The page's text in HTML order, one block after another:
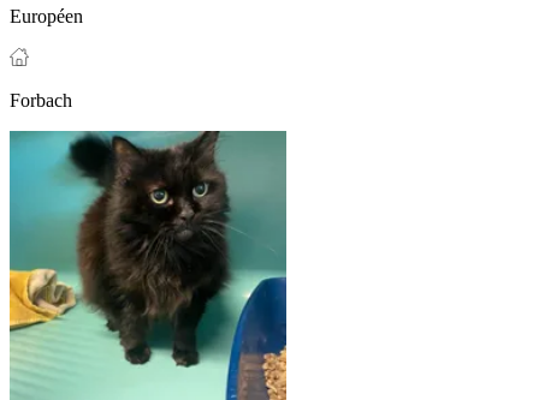
Européen
Forbach